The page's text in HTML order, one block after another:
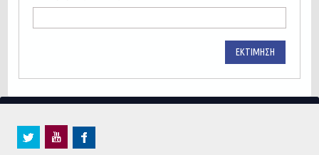
ΕΚΤΊΜΗΣΗ